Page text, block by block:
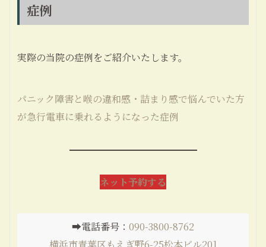
症例
実際の当院の症例をご紹介いたします。
パニック障害と喉の違和感・詰まり感で悩んでいた方
が急行電車に乗れるようになった症例
ネット予約する
➡️電話番号： 090-3800-8762